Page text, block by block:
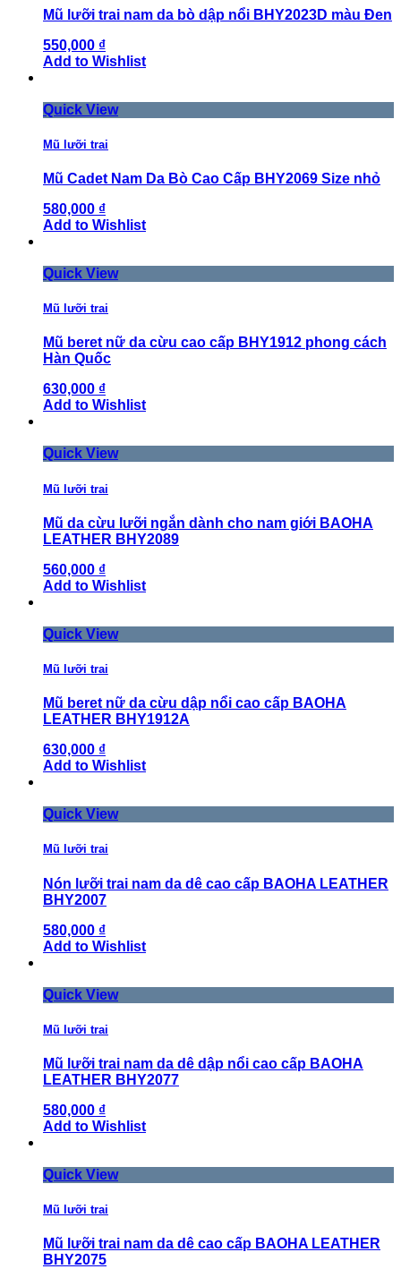
Mũ lưỡi trai nam da bò dập nổi BHY2023D màu Đen
550,000 ₫
Add to Wishlist
Quick View
Mũ lưỡi trai
Mũ Cadet Nam Da Bò Cao Cấp BHY2069 Size nhỏ
580,000 ₫
Add to Wishlist
Quick View
Mũ lưỡi trai
Mũ beret nữ da cừu cao cấp BHY1912 phong cách
Hàn Quốc
630,000 ₫
Add to Wishlist
Quick View
Mũ lưỡi trai
Mũ da cừu lưỡi ngắn dành cho nam giới BAOHA
LEATHER BHY2089
560,000 ₫
Add to Wishlist
Quick View
Mũ lưỡi trai
Mũ beret nữ da cừu dập nổi cao cấp BAOHA
LEATHER BHY1912A
630,000 ₫
Add to Wishlist
Quick View
Mũ lưỡi trai
Nón lưỡi trai nam da dê cao cấp BAOHA LEATHER
BHY2007
580,000 ₫
Add to Wishlist
Quick View
Mũ lưỡi trai
Mũ lưỡi trai nam da dê dập nổi cao cấp BAOHA
LEATHER BHY2077
580,000 ₫
Add to Wishlist
Quick View
Mũ lưỡi trai
Mũ lưỡi trai nam da dê cao cấp BAOHA LEATHER
BHY2075